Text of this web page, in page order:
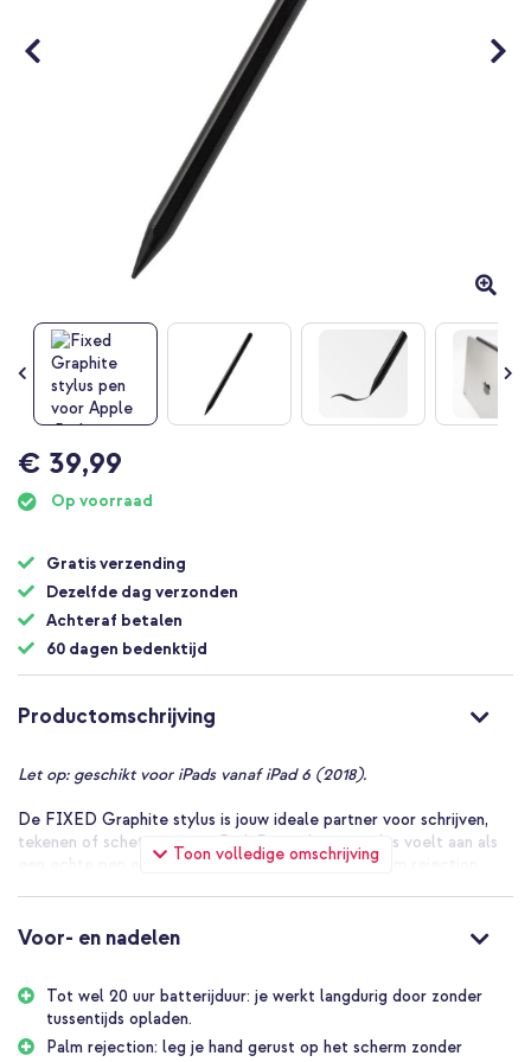
Ga
naar
het
de
afbeeldingen-
gallerij
€ 39,99
Op voorraad
Gratis verzending
Dezelfde dag verzonden
Achteraf betalen
60 dagen bedenktijd
Productomschrijving
Toon volledige omschrijving
Let op: geschikt voor iPads vanaf iPad 6 (2018).
De FIXED Graphite stylus is jouw ideale partner voor schrijven,
tekenen of schetsen op je iPad. Deze slimme stylus voelt aan als
een echte pen en werkt razendsnel en precies. Palm rejection
meegeleverde USB-C-kabeltje laad je de stylus eenvoudig op.
hij automatisch uit. Wel zo handig.
Comfortabel en natuurlijk schrijven of tekenen
Voor- en nadelen
Tot wel 20 uur batterijduur: je werkt langdurig door zonder
tussentijds opladen.
Palm rejection: leg je hand gerust op het scherm zonder